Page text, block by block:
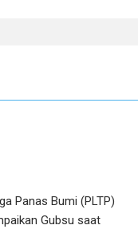
Panas Bumi (PLTP)
Gubsu saat